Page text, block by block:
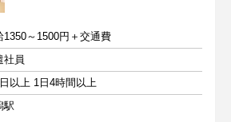
1350～1500円＋交通費
社員
以上 1日4時間以上
駅